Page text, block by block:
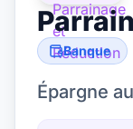
Banque
Épargne